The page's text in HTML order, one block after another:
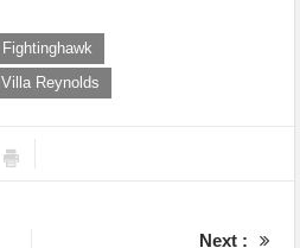
Fightinghawk
Villa Reynolds
Next :